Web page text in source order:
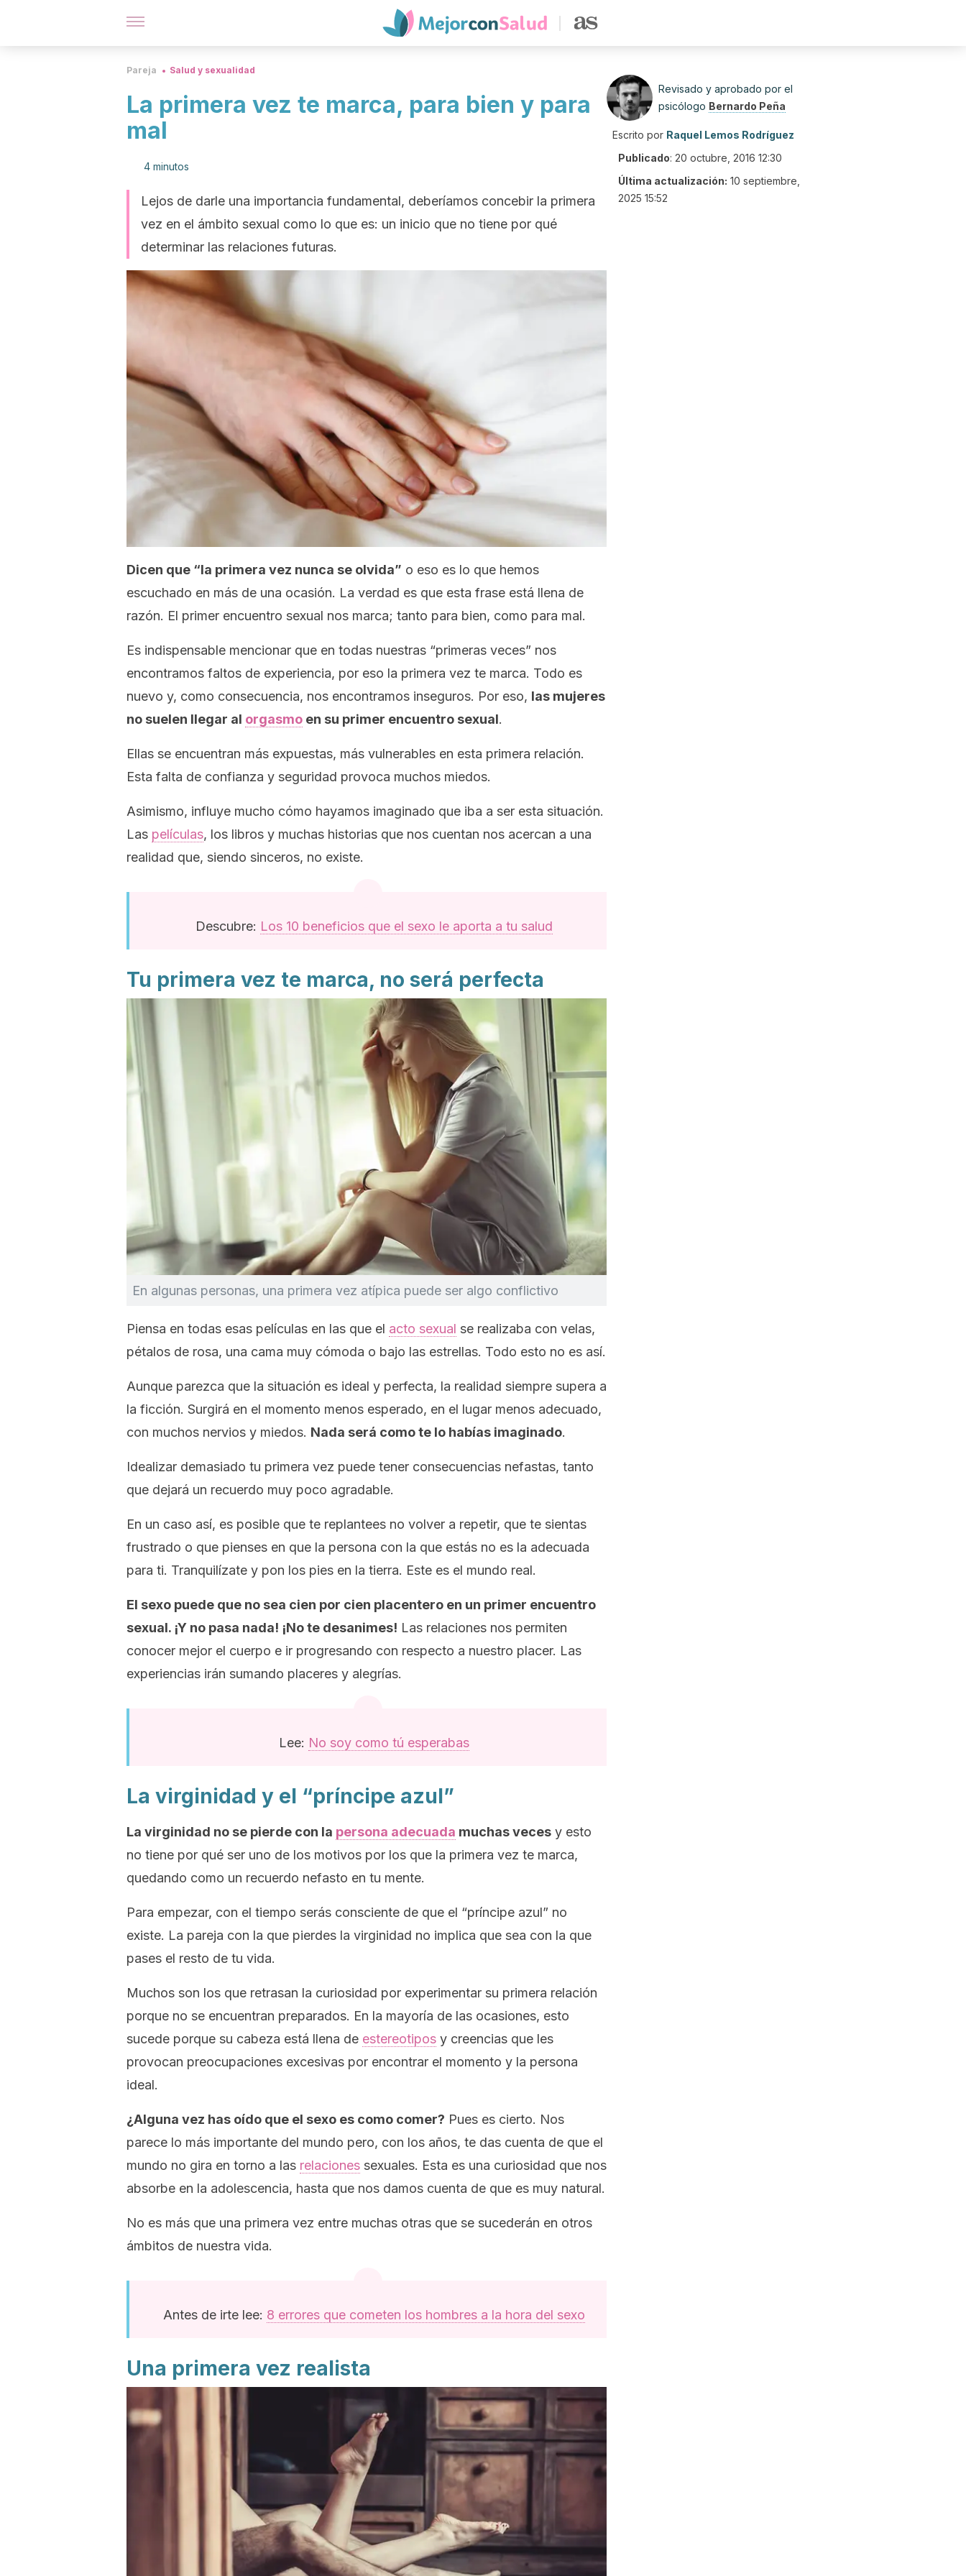
Pareja Salud y sexualidad
La primera vez te marca, para bien y para
mal
4 minutos
Lejos de darle una importancia fundamental, deberíamos concebir la primera
vez en el ámbito sexual como lo que es: un inicio que no tiene por qué
determinar las relaciones futuras.
Dicen que “la primera vez nunca se olvida” o eso es lo que hemos
escuchado en más de una ocasión. La verdad es que esta frase está llena de
razón. El primer encuentro sexual nos marca; tanto para bien, como para mal.
Es indispensable mencionar que en todas nuestras “primeras veces” nos
encontramos faltos de experiencia, por eso la primera vez te marca. Todo es
nuevo y, como consecuencia, nos encontramos inseguros. Por eso, las mujeres
no suelen llegar al orgasmo en su primer encuentro sexual.
Ellas se encuentran más expuestas, más vulnerables en esta primera relación.
Esta falta de confianza y seguridad provoca muchos miedos.
Asimismo, influye mucho cómo hayamos imaginado que iba a ser esta situación.
Las películas, los libros y muchas historias que nos cuentan nos acercan a una
realidad que, siendo sinceros, no existe.
Descubre: Los 10 beneficios que el sexo le aporta a tu salud
Tu primera vez te marca, no será perfecta
En algunas personas, una primera vez atípica puede ser algo conflictivo
Piensa en todas esas películas en las que el acto sexual se realizaba con velas,
pétalos de rosa, una cama muy cómoda o bajo las estrellas. Todo esto no es así.
Aunque parezca que la situación es ideal y perfecta, la realidad siempre supera a
la ficción. Surgirá en el momento menos esperado, en el lugar menos adecuado,
con muchos nervios y miedos. Nada será como te lo habías imaginado.
Idealizar demasiado tu primera vez puede tener consecuencias nefastas, tanto
que dejará un recuerdo muy poco agradable.
En un caso así, es posible que te replantees no volver a repetir, que te sientas
frustrado o que pienses en que la persona con la que estás no es la adecuada
para ti. Tranquilízate y pon los pies en la tierra. Este es el mundo real.
El sexo puede que no sea cien por cien placentero en un primer encuentro
sexual. ¡Y no pasa nada! ¡No te desanimes! Las relaciones nos permiten
conocer mejor el cuerpo e ir progresando con respecto a nuestro placer. Las
experiencias irán sumando placeres y alegrías.
Lee: No soy como tú esperabas
La virginidad y el “príncipe azul”
La virginidad no se pierde con la persona adecuada muchas veces y esto
no tiene por qué ser uno de los motivos por los que la primera vez te marca,
quedando como un recuerdo nefasto en tu mente.
Para empezar, con el tiempo serás consciente de que el “príncipe azul” no
existe. La pareja con la que pierdes la virginidad no implica que sea con la que
pases el resto de tu vida.
Muchos son los que retrasan la curiosidad por experimentar su primera relación
porque no se encuentran preparados. En la mayoría de las ocasiones, esto
sucede porque su cabeza está llena de estereotipos y creencias que les
provocan preocupaciones excesivas por encontrar el momento y la persona
ideal.
¿Alguna vez has oído que el sexo es como comer? Pues es cierto. Nos
parece lo más importante del mundo pero, con los años, te das cuenta de que el
mundo no gira en torno a las relaciones sexuales. Esta es una curiosidad que nos
absorbe en la adolescencia, hasta que nos damos cuenta de que es muy natural.
No es más que una primera vez entre muchas otras que se sucederán en otros
ámbitos de nuestra vida.
Antes de irte lee: 8 errores que cometen los hombres a la hora del sexo
Una primera vez realista
Revisado y aprobado por el
psicólogo Bernardo Peña
Escrito por Raquel Lemos Rodríguez
Publicado: 20 octubre, 2016 12:30
Última actualización: 10 septiembre,
2025 15:52